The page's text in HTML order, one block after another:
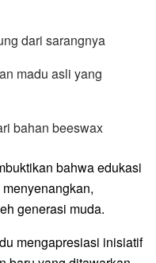
dari sarangnya
madu asli yang
bahan beeswax
bahwa edukasi
generasi muda.
mengapresiasi inisiatif